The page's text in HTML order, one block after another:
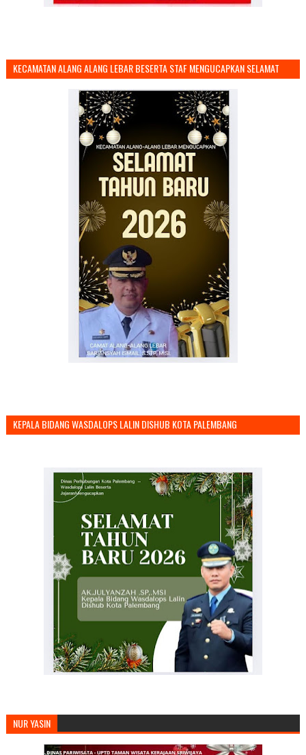
KECAMATAN ALANG ALANG LEBAR BESERTA STAF MENGUCAPKAN SELAMAT
KEPALA BIDANG WASDALOPS LALIN DISHUB KOTA PALEMBANG
NUR YASIN